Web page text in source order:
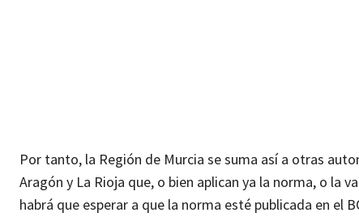
Por tanto, la Región de Murcia se suma así a otras
Aragón y La Rioja que, o bien aplican ya la norma, o la
habrá que esperar a que la norma esté publicada en el